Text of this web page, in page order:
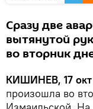
Сразу две
вытянутой
во вторник
КИШИНЕВ, 17
произошла во